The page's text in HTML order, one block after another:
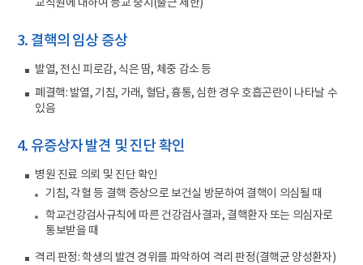
교직원에 대하여 등교 중지(출근 제한)
3. 결핵의 임상 증상
발열, 전신 피로감, 식은 땀, 체중 감소 등
폐결핵: 발열, 기침, 가래, 혈담, 흉통, 심한 경우 호흡곤란이 나타날 수
있음
4. 유증상자 발견 및 진단 확인
병원 진료 의뢰 및 진단 확인
기침, 각혈 등 결핵 증상으로 보건실 방문하여 결핵이 의심될 때
학교건강검사규칙에 따른 건강검사결과, 결핵환자 또는 의심자로
통보받을 때
격리 판정: 학생의 발견 경위를 파악하여 격리 판정(결핵균 양성환자)